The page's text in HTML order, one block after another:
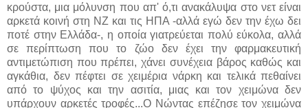
κρούστα, μια μόλυνση που απ' ό,τι ανακάλυψα στο νετ είναι
αρκετά κοινή στη ΝΖ και τις ΗΠΑ -αλλά εγώ δεν την έχω δει
ποτέ στην Ελλάδα-, η οποία γιατρεύεται πολύ εύκολα, αλλά
σε περίπτωση που το ζώο δεν έχει την φαρμακευτική
αντιμετώπιση που πρέπει, χάνει συνέχεια βάρος καθώς και
αγκάθια, δεν πέφτει σε χειμέρια νάρκη και τελικά πεθαίνει
από το ψύχος και την ασιτία, μιας και τον χειμώνα δεν
υπάρχουν αρκετές τροφές...Ο Νώντας επέζησε τον χειμώνα